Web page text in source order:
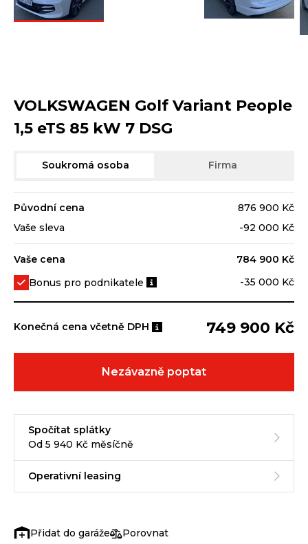
VOLKSWAGEN Golf Variant People
1,5 eTS 85 kW 7 DSG
Soukromá osoba Firma
Původní cena
876 900 Kč
Vaše sleva
-92 000 Kč
Vaše cena
784 900 Kč
Bonus pro podnikatele
-35 000 Kč
Konečná cena včetně DPH 749 900 Kč
Nezávazně poptat
Spočítat splátky
Od 5 940 Kč měsíčně
Operativní leasing
Porovnat